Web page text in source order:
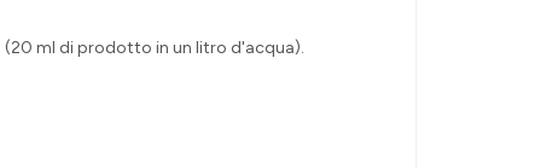
(20 ml di prodotto in un litro d'acqua).